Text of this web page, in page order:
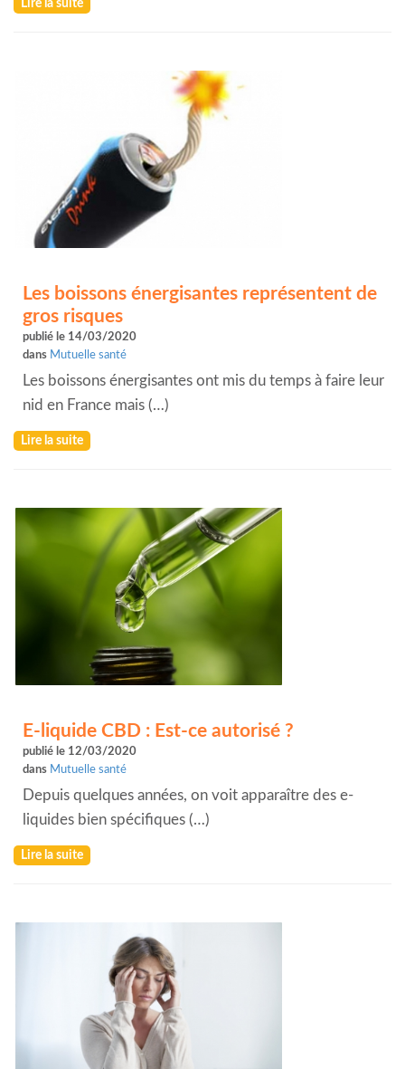
Lire la suite
Les boissons énergisantes représentent de
gros risques
publié le 14/03/2020
dans Mutuelle santé
Les boissons énergisantes ont mis du temps à faire leur
nid en France mais (…)
Lire la suite
E-liquide CBD : Est-ce autorisé ?
publié le 12/03/2020
dans Mutuelle santé
Depuis quelques années, on voit apparaître des e-
liquides bien spécifiques (…)
Lire la suite